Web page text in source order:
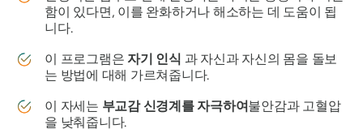
함이 있다면, 이를 완화하거나 해소하는 데 도움이 됩
니다.
이 프로그램은자기 인식 과 자신과 자신의 몸을 돌보
는 방법에 대해 가르쳐줍니다.
이 자세는 부교감 신경계를 자극하여불안감과 고혈압
을 낮춰줍니다.